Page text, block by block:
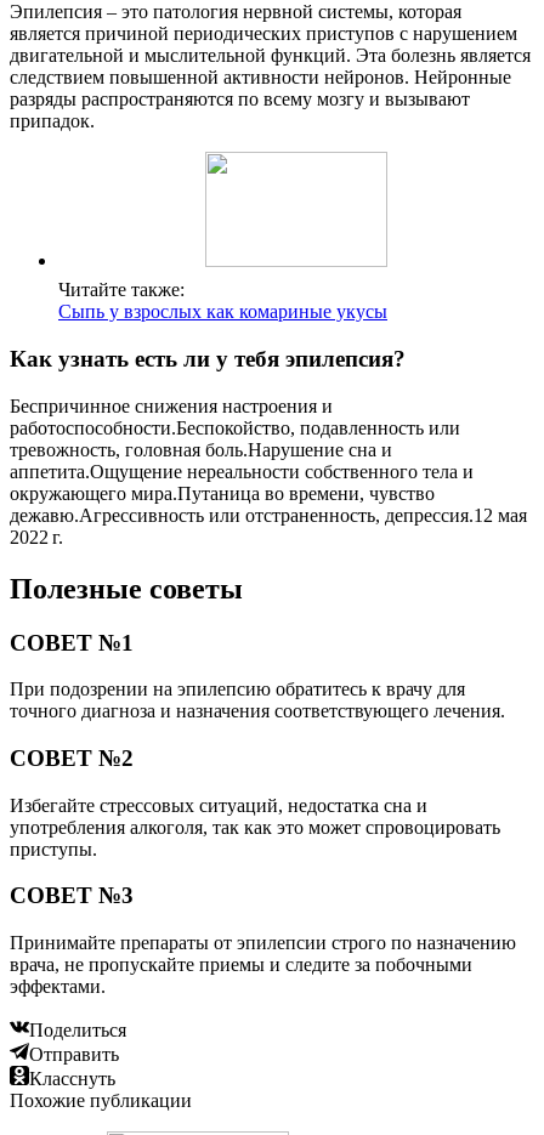
Эпилепсия – это патология нервной системы, которая
является причиной периодических приступов с нарушением
двигательной и мыслительной функций. Эта болезнь является
следствием повышенной активности нейронов. Нейронные
разряды распространяются по всему мозгу и вызывают
припадок.
Читайте также:
Сыпь у взрослых как комариные укусы
Как узнать есть ли у тебя эпилепсия?
Беспричинное снижения настроения и
работоспособности.Беспокойство, подавленность или
тревожность, головная боль.Нарушение сна и
аппетита.Ощущение нереальности собственного тела и
окружающего мира.Путаница во времени, чувство
дежавю.Агрессивность или отстраненность, депрессия.12 мая
2022 г.
Полезные советы
СОВЕТ №1
При подозрении на эпилепсию обратитесь к врачу для
точного диагноза и назначения соответствующего лечения.
СОВЕТ №2
Избегайте стрессовых ситуаций, недостатка сна и
употребления алкоголя, так как это может спровоцировать
приступы.
СОВЕТ №3
Принимайте препараты от эпилепсии строго по назначению
врача, не пропускайте приемы и следите за побочными
эффектами.
Поделиться
Отправить
Класснуть
Похожие публикации